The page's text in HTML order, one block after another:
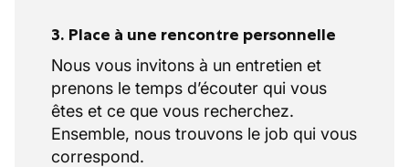
3. Place à une rencontre personnelle
Nous vous invitons à un entretien et
prenons le temps d’écouter qui vous
êtes et ce que vous recherchez.
Ensemble, nous trouvons le job qui vous
correspond.